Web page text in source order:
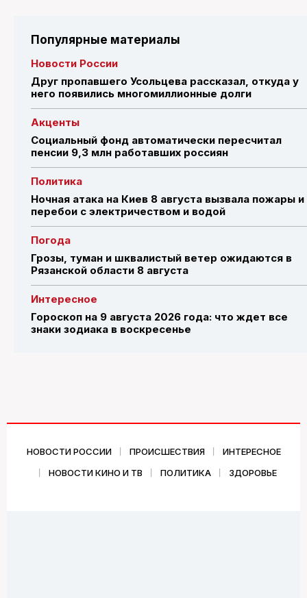
Популярные материалы
Новости России
Друг пропавшего Усольцева рассказал, откуда у
него появились многомиллионные долги
Акценты
Социальный фонд автоматически пересчитал
пенсии 9,3 млн работавших россиян
Политика
Ночная атака на Киев 8 августа вызвала пожары и
перебои с электричеством и водой
Погода
Грозы, туман и шквалистый ветер ожидаются в
Рязанской области 8 августа
Интересное
Гороскоп на 9 августа 2026 года: что ждет все
знаки зодиака в воскресенье
НОВОСТИ РОССИИ ПРОИСШЕСТВИЯ
ИНТЕРЕСНОЕ
НОВОСТИ КИНО И ТВ
ПОЛИТИКА ЗДОРОВЬЕ